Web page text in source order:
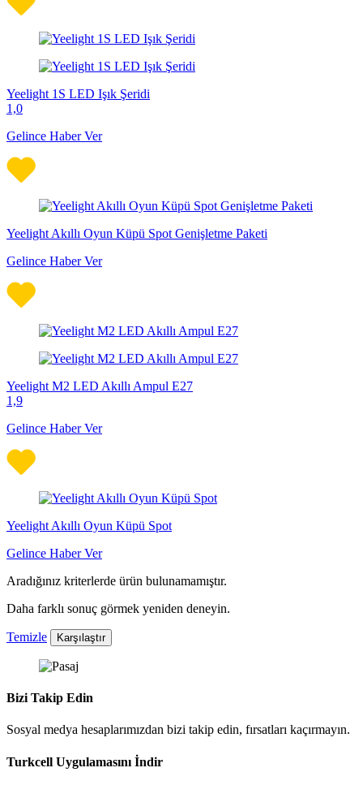
Yeelight 1S LED Işık Şeridi
1,0
Gelince Haber Ver
Yeelight Akıllı Oyun Küpü Spot Genişletme Paketi
Gelince Haber Ver
Yeelight M2 LED Akıllı Ampul E27
1,9
Gelince Haber Ver
Yeelight Akıllı Oyun Küpü Spot
Gelince Haber Ver
Aradığınız kriterlerde ürün bulunamamıştır.
Daha farklı sonuç görmek yeniden deneyin.
Temizle Karşılaştır
Bizi Takip Edin
Sosyal medya hesaplarımızdan bizi takip edin, fırsatları kaçırmayın.
Turkcell Uygulamasını İndir